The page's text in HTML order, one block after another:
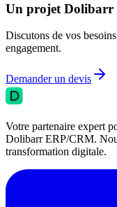
Un projet Dolibarr
Discutons de vos
engagement.
Demander un devis
Votre partenaire expert
Dolibarr ERP/CRM.
transformation digitale.